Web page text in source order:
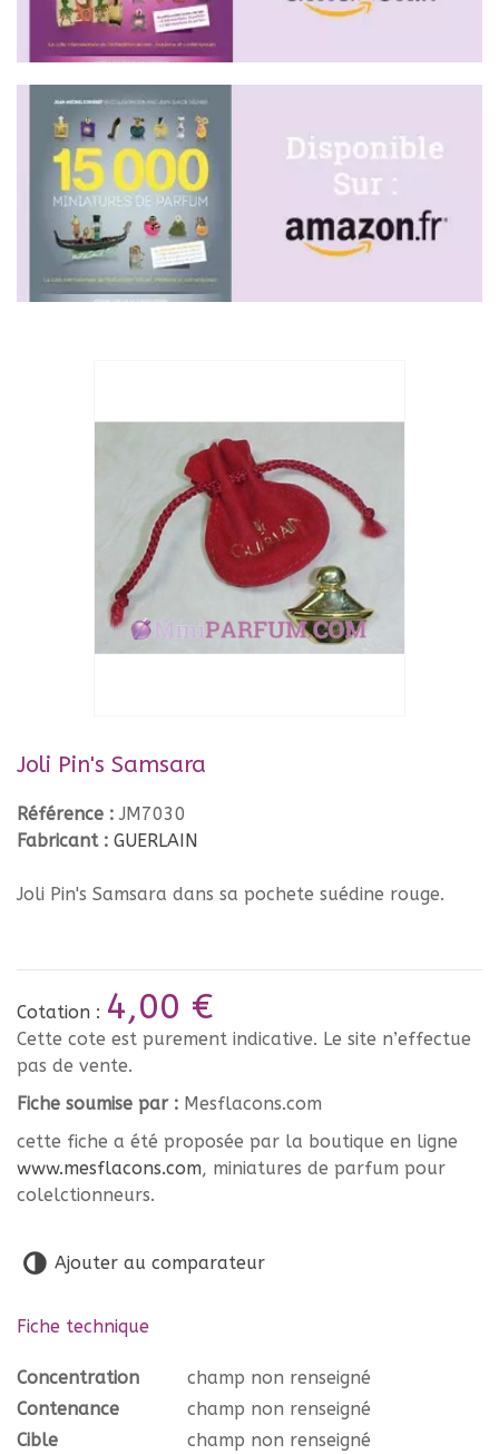
Joli Pin's Samsara
Référence : JM7030
Fabricant : GUERLAIN
Joli Pin's Samsara dans sa pochete suédine rouge.
Cotation : 4,00 €
Cette cote est purement indicative. Le site n’effectue
pas de vente.
Fiche soumise par : Mesflacons.com
cette fiche a été proposée par la boutique en ligne
www.mesflacons.com, miniatures de parfum pour
colelctionneurs.
Ajouter au comparateur
Fiche technique
Concentration
champ non renseigné
Contenance
champ non renseigné
Cible
champ non renseigné